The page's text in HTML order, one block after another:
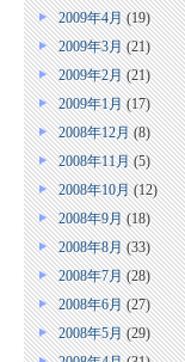
2009年4月(19)
2009年3月(21)
2009年2月(21)
2009年1月(17)
2008年12月(8)
2008年11月(5)
2008年10月(12)
2008年9月(18)
2008年8月(33)
2008年7月(28)
2008年6月(27)
2008年5月(29)